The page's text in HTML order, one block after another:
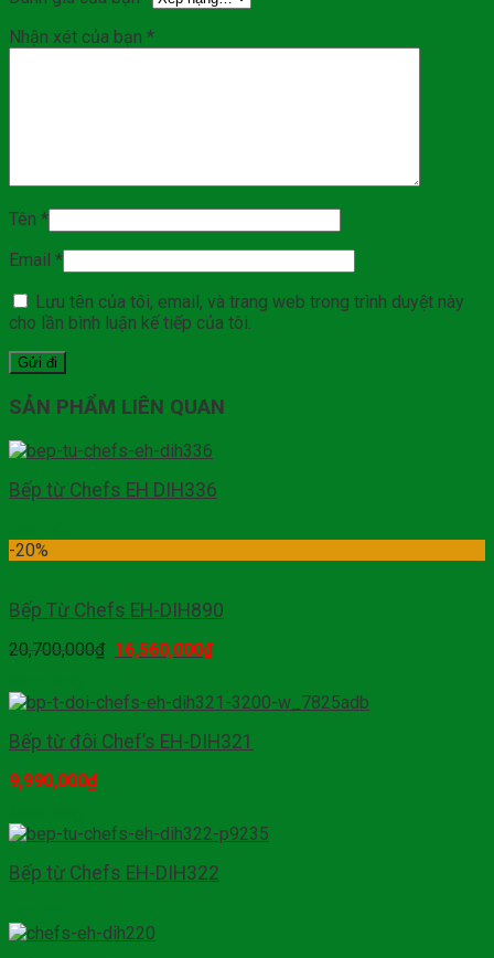
Nhận xét của bạn *
Tên *
Email *
Lưu tên của tôi, email, và trang web trong trình duyệt này
cho lần bình luận kế tiếp của tôi.
SẢN PHẨM LIÊN QUAN
Bếp từ Chefs EH DIH336
-20%
Bếp Từ Chefs EH-DIH890
20,700,000₫ 16,560,000₫
Bếp từ đôi Chef’s EH-DIH321
9,990,000₫
Bếp từ Chefs EH-DIH322